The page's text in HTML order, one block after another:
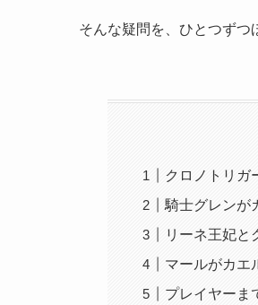
そんな疑問を、ひとつずつ
クロノトリガ
騎士グレンが
リーネ王妃と
マールがカエ
プレイヤーま